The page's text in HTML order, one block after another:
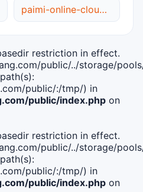
paimi-online-cloud.net
restriction in effect.
public/../storage/
public/:/tmp/) in
public/index.php on
restriction in effect.
public/../storage/
public/:/tmp/) in
public/index.php on